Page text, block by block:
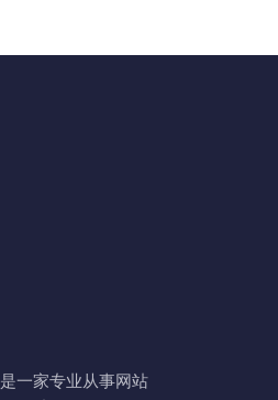
是一家专业从事网站